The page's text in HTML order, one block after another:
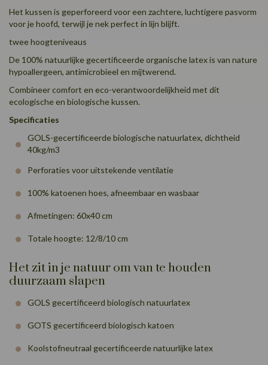
Het kussen is geperforeerd voor een zachtere, luchtigere pasvorm
voor je hoofd, terwijl je nek perfect in lijn blijft.
twee hoogteniveaus
De 100% natuurlijke gecertificeerde organische latex is van nature
hypoallergeen, antimicrobieel en mijtwerend.
Combineer comfort en eco-verantwoordelijkheid met dit
ecologische en biologische kussen.
Specificaties
GOLS-gecertificeerde biologische natuurlatex, dichtheid
40kg/m3
Perforaties voor uitstekende ventilatie
100% katoenen hoes, afneembaar en wasbaar
Afmetingen: 60x40 cm
Totale hoogte: 12/8/10 cm
Het zit in je natuur om van te houden
duurzaam slapen
GOLS gecertificeerd biologisch natuurlatex
GOTS gecertificeerd biologisch katoen
Koolstofneutraal gecertificeerde natuurlijke latex